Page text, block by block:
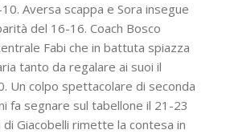
Aversa scappa e Sora insegue
del 16-16. Coach Bosco
Fabi che in battuta spiazza
tanto da regalare ai suoi il
Un colpo spettacolare di seconda
fa segnare sul tabellone il 21-23
Giacobelli rimette la contesa in